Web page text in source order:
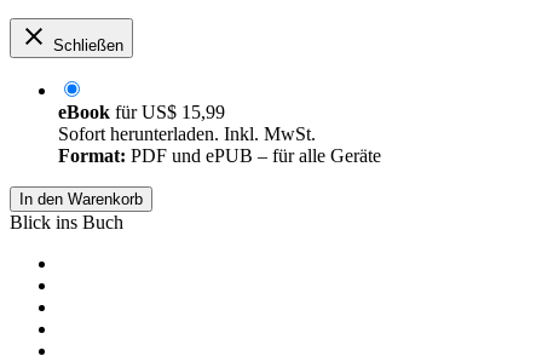
Schließen
eBook fürUS$ 15,99
Sofort herunterladen. Inkl. MwSt.
Format: PDF und ePUB – für alle Geräte
In den Warenkorb
Blick ins Buch